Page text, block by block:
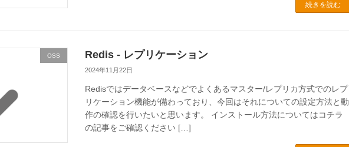
続きを読む
OSS Redis - レプリケーション
2024年11月22日
Redisではデータベースなどでよくあるマスター/レプリカ方式でのレプ
リケーション機能が備わっており、今回はそれについての設定方法と動
作の確認を行いたいと思います。 インストール方法についてはコチラ
の記事をご確認ください […]